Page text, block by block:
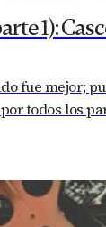
1):
mejor;
por todos